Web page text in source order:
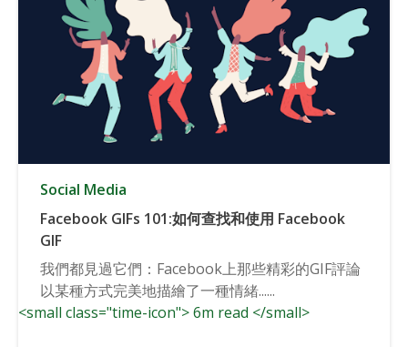
Social Media
Facebook GIFs 101:如何查找和使用 Facebook
GIF
我們都見過它們：Facebook上那些精彩的GIF評論
以某種方式完美地描繪了一種情緒......
<small class="time-icon"> 6m read </small>